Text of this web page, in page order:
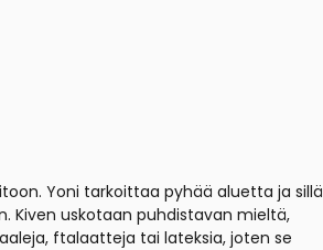
Yoni tarkoittaa pyhää aluetta ja sillä
Kiven uskotaan puhdistavan mieltä,
ftalaatteja tai lateksia, joten se